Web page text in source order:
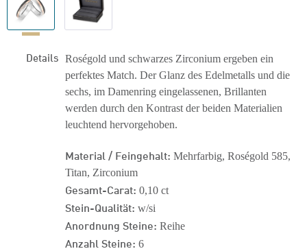
Details Roségold und schwarzes Zirconium ergeben ein
perfektes Match. Der Glanz des Edelmetalls und die
sechs, im Damenring eingelassenen, Brillanten
werden durch den Kontrast der beiden Materialien
leuchtend hervorgehoben.
Material / Feingehalt: Mehrfarbig, Roségold 585,
Titan, Zirconium
Gesamt-Carat: 0,10 ct
Stein-Qualität: w/si
Anordnung Steine: Reihe
Anzahl Steine: 6